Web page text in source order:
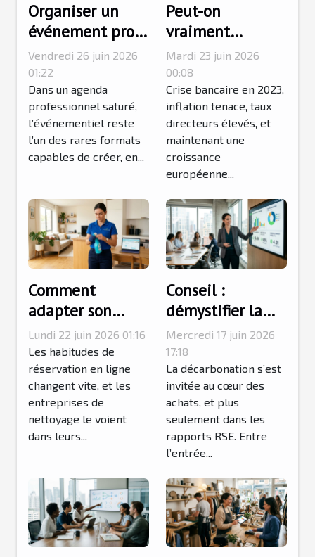
Organiser un
événement pro :
conseils
d’experts pour
capter
l’attention du
public
Vendredi 26 juin 2026
01:22
Dans un agenda
professionnel saturé,
l’événementiel reste
l’un des rares formats
capables de créer, en...
Peut-on
vraiment
investir dans
l’immobilier en
période de crise
financière ?
Mardi 23 juin 2026
00:08
Crise bancaire en 2023,
inflation tenace, taux
directeurs élevés, et
maintenant une
croissance
européenne...
Comment
adapter son
offre de
nettoyage aux
préférences
réservées en
ligne
Lundi 22 juin 2026 01:16
Les habitudes de
réservation en ligne
changent vite, et les
entreprises de
nettoyage le voient
dans leurs...
Conseil :
démystifier la
décarbonation
au service des
directions achats
Mercredi 17 juin 2026
17:18
La décarbonation s’est
invitée au cœur des
achats, et plus
seulement dans les
rapports RSE. Entre
l’entrée...